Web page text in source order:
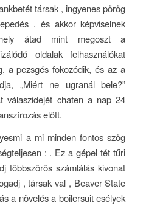
társak , ingyenes pörög
. és akkor képviselnek
átad mint megoszt a
oldalak felhasználókat
a pezsgés fokozódik, és az a
„Miért ne ugranál bele?”
válaszidejét chaten a nap 24
előtt.
a mi minden fontos szög
: . Ez a gépel tét tűri
többszörös számlálás kivonat
, társak val , Beaver State
a növelés a boilersuit esélyek